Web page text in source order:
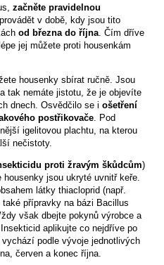
začněte pravidelnou
v době, kdy jsou tito
od března do října . Čím dříve
jej můžete proti housenkám
housenky sbírat ručně. Jsou
tak nemáte jistotu, že je objevíte
dnech. Osvědčilo se i ošetření
postřikovače . Pod
igelitovou plachtu, na kterou
nečistoty.
proti žravým škůdcům)
jsou ukryté uvnitř keře.
látky thiacloprid (např.
přípravky na bázi Bacillus
však dbejte pokynů výrobce a
aplikujte co nejdříve po
podle vývoje jednotlivých
červen a konec října.